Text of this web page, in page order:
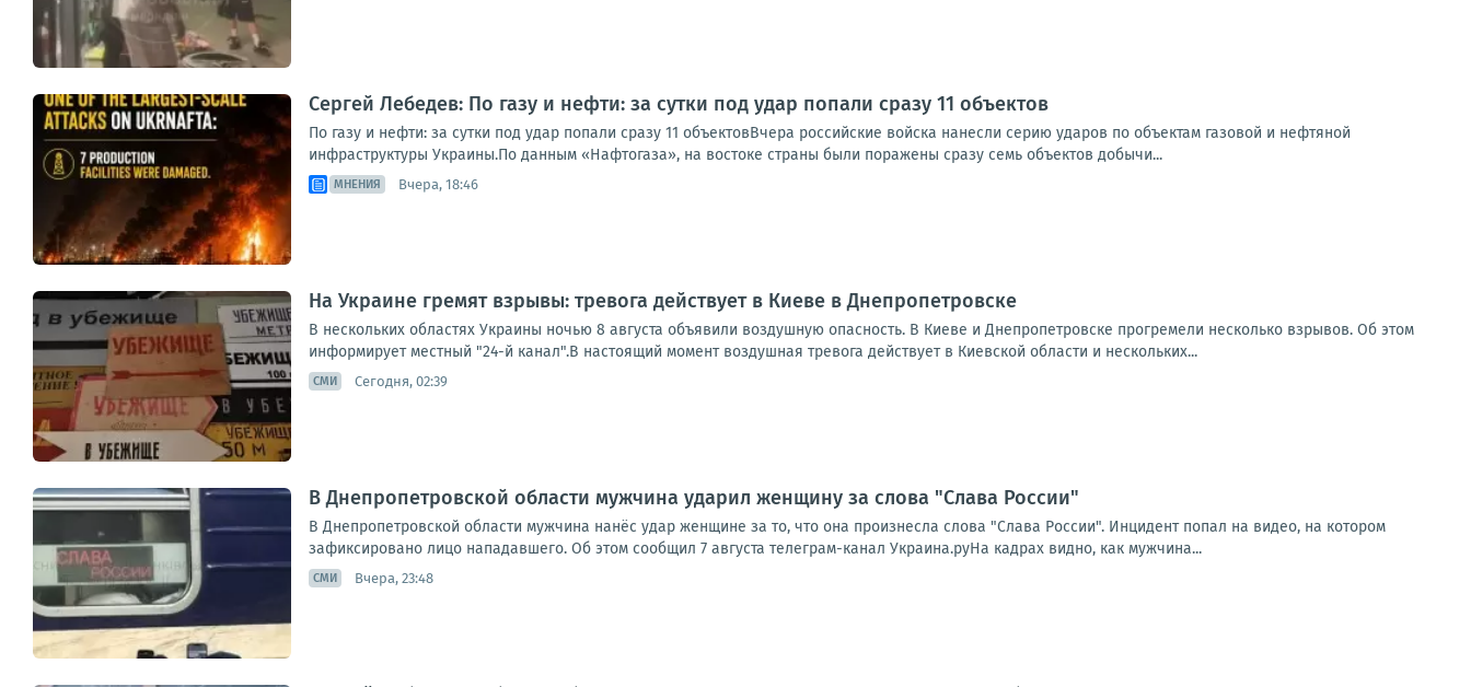
Сергей Лебедев: По газу и нефти: за сутки под удар попали сразу 11 объектов
По газу и нефти: за сутки под удар попали сразу 11 объектовВчера российские войска нанесли серию ударов по объектам газовой и нефтяной
инфраструктуры Украины.По данным «Нафтогаза», на востоке страны были поражены сразу семь объектов добычи...
МНЕНИЯ Вчера, 18:46
На Украине гремят взрывы: тревога действует в Киеве в Днепропетровске
В нескольких областях Украины ночью 8 августа объявили воздушную опасность. В Киеве и Днепропетровске прогремели несколько взрывов. Об этом
информирует местный "24-й канал".В настоящий момент воздушная тревога действует в Киевской области и нескольких...
СМИ Сегодня, 02:39
В Днепропетровской области мужчина ударил женщину за слова "Слава России"
В Днепропетровской области мужчина нанёс удар женщине за то, что она произнесла слова "Слава России". Инцидент попал на видео, на котором
зафиксировано лицо нападавшего. Об этом сообщил 7 августа телеграм-канал Украина.руНа кадрах видно, как мужчина...
СМИ Вчера, 23:48